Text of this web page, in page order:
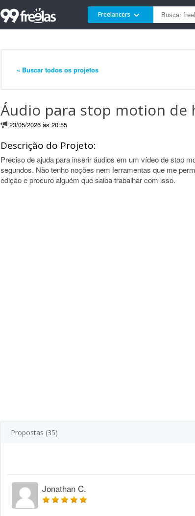
Freelancers
« Buscar todos os projetos
Áudio para stop motion de
23/05/2026 às 20:55
Descrição do Projeto:
Preciso de ajuda para inserir áudios em um vídeo de stop
segundos. Não tenho noções nem ferramentas que me
edição e procuro alguém que saiba trabalhar com isso.
Propostas (35)
Jonathan C.